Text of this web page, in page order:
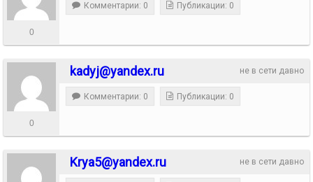
0
Комментарии: 0 Публикации: 0
не в сети давно
kadyj@yandex.ru
0
Комментарии: 0 Публикации: 0
не в сети давно
Krya5@yandex.ru